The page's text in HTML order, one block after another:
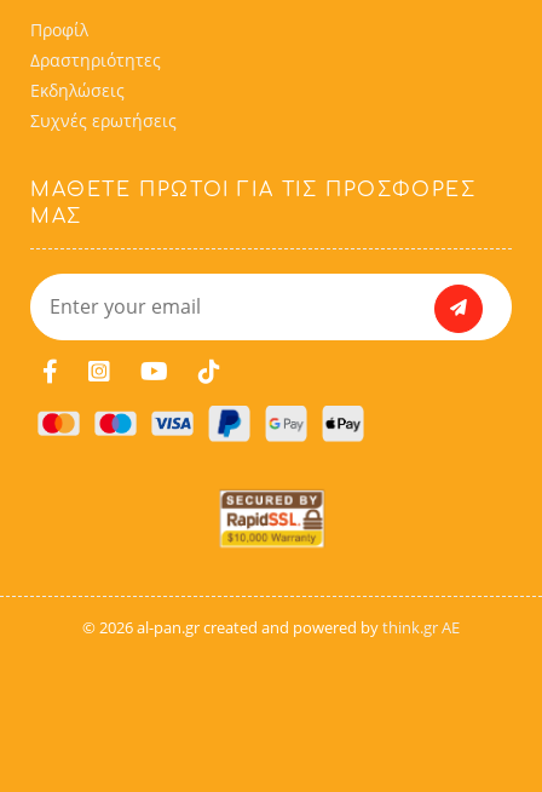
Προφίλ
Δραστηριότητες
Εκδηλώσεις
Συχνές ερωτήσεις
ΜΆΘΕΤΕ ΠΡΏΤΟΙ ΓΙΑ ΤΙΣ ΠΡΟΣΦΟΡΈΣ
ΜΑΣ
© 2026 al-pan.gr created and powered bythink.gr AE